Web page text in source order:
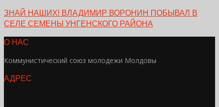
ЗНАЙ НАШИХ! ВЛАДИМИР ВОРОНИН ПОБЫВАЛ В
СЕЛЕ СЕМЕНЫ УНГЕНСКОГО РАЙОНА
О НАС
Коммунистический союз молодежи Молдовы
АДРЕС